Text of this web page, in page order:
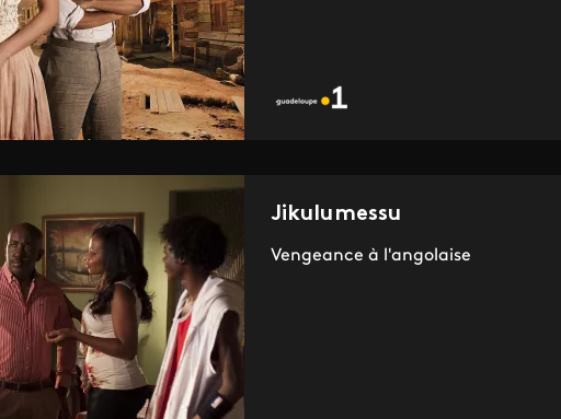
Jikulumessu
Vengeance à l'angolaise